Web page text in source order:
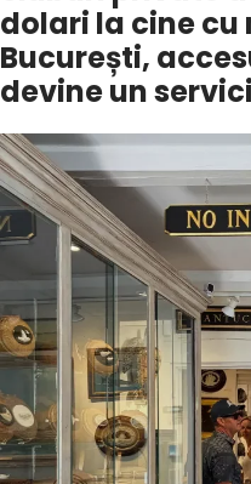
dolari la cine
București,
devine un